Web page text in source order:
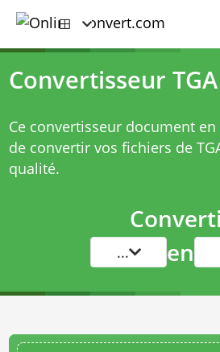
Convertisseur
Ce convertisseur document
de convertir vos fichiers de
qualité.
... en